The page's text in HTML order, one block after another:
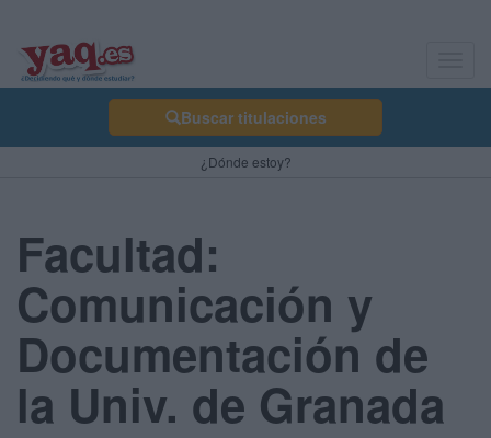
Buscar titulaciones
¿Dónde estoy?
Facultad:
Comunicación y
Documentación de
la Univ. de Granada